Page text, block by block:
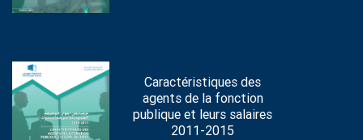
Caractéristiques des
agents de la fonction
publique et leurs salaires
2011-2015